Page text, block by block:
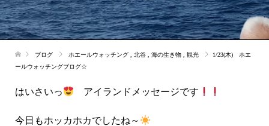
ブログ ホエールウォッチング 北谷 海の生き物 観光
1/23(木) ホエ
ールウォッチングブログ☆
はいさいっ アイランドメッセージです
今日もホッカホカでしたね～